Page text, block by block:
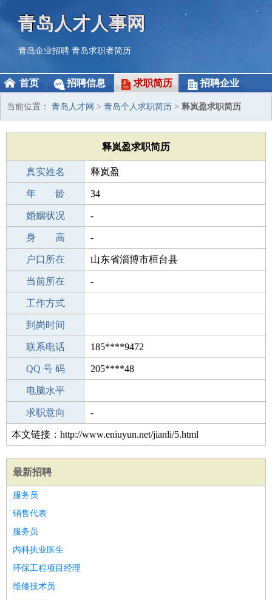
青岛人才人事网
青岛企业招聘 青岛求职者简历
首页 招聘信息 求职简历 招聘企业
当前位置： 青岛人才网 > 青岛个人求职简历 > 释岚盈求职简历
释岚盈求职简历
真实姓名 释岚盈
性 别 女
年 龄 34
出生年月 1992-04-10
婚姻状况 -
学 历 成人教育
身 高 -
毕业学校 重庆国立职业学校
户口所在 山东省淄博市桓台县
所学专业 -
当前所在 -
工作经验
工作方式
驾 照
到岗时间
期望月薪
联系电话 185****9472
手机号码 185****9472
QQ 号 码 205****48
微信号码
电脑水平
外语水平
求职意向 -
本文链接：http://www.eniuyun.net/jianli/5.html
最新招聘
服务员
销售代表
服务员
内科执业医生
环保工程项目经理
维修技术员